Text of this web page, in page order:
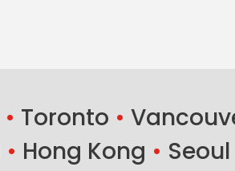
• Toronto •
• Hong Kong • Seoul